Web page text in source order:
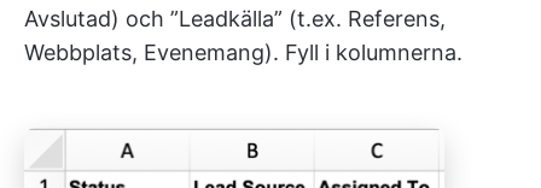
Avslutad) och ”Leadkälla” (t.ex. Referens,
Webbplats, Evenemang). Fyll i kolumnerna.